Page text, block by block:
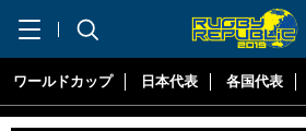
ワールドカップ 日本代表 各国代表